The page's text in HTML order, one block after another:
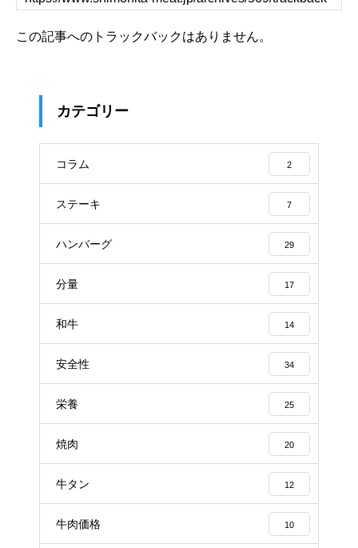
この記事へのトラックバックはありません。
カテゴリー
コラム 2
ステーキ 7
ハンバーグ 29
分量 17
和牛 14
安全性 34
栄養 25
焼肉 20
牛タン 12
牛肉価格 10